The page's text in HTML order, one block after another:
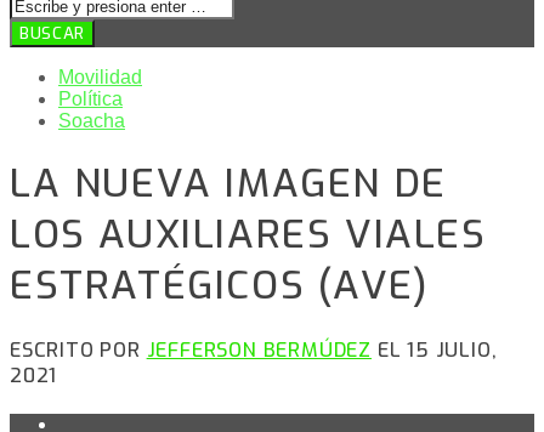
Movilidad
Política
Soacha
LA NUEVA IMAGEN DE
LOS AUXILIARES VIALES
ESTRATÉGICOS (AVE)
ESCRITO POR JEFFERSON BERMÚDEZ EL 15 JULIO,
2021